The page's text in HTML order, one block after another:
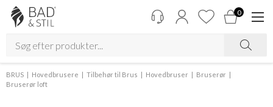
0
BRUS Hovedbrusere Tilbehør til Brus Hovedbruser
Bruserør
Bruserør loft